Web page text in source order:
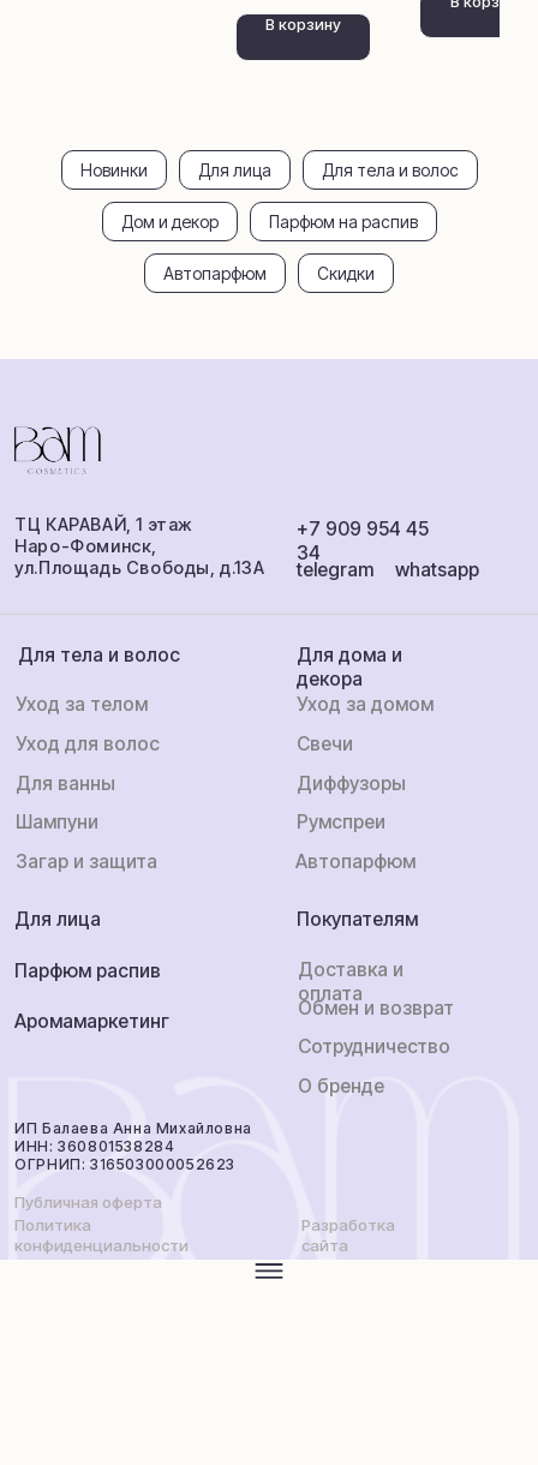
В корзину
Новинки Для лица Для тела и волос
Дом и декор Парфюм на распив
Автопарфюм Скидки
Румспреи
Автопарфюм
Обмен и возврат
оплата
Сотрудничество
ИП Балаева Анна Михайловна
ИНН: 360801538284
О бренде
Аромамаркетинг